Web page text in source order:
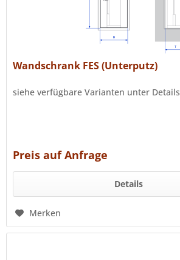
Wandschrank FES (Unterputz)
siehe verfügbare Varianten unter Details
Preis auf Anfrage
Details
Merken